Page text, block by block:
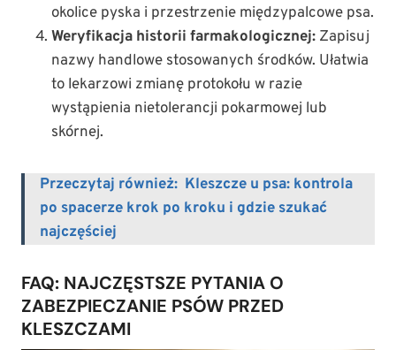
okolice pyska i przestrzenie międzypalcowe psa.
Weryfikacja historii farmakologicznej: Zapisuj
nazwy handlowe stosowanych środków. Ułatwia
to lekarzowi zmianę protokołu w razie
wystąpienia nietolerancji pokarmowej lub
skórnej.
Przeczytaj również: Kleszcze u psa: kontrola
po spacerze krok po kroku i gdzie szukać
najczęściej
FAQ: NAJCZĘSTSZE PYTANIA O
ZABEZPIECZANIE PSÓW PRZED
KLESZCZAMI